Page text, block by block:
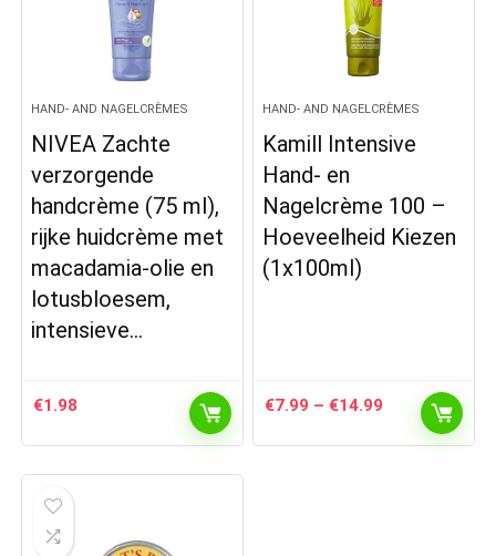
HAND- AND NAGELCRÈMES
NIVEA Zachte
verzorgende
handcrème (75 ml),
rijke huidcrème met
macadamia-olie en
lotusbloesem,
intensieve…
€1.98
HAND- AND NAGELCRÈMES
Kamill Intensive
Hand- en
Nagelcrème 100 –
Hoeveelheid Kiezen
(1x100ml)
€7.99 – €14.99 Prijsklasse:
€7.99
tot